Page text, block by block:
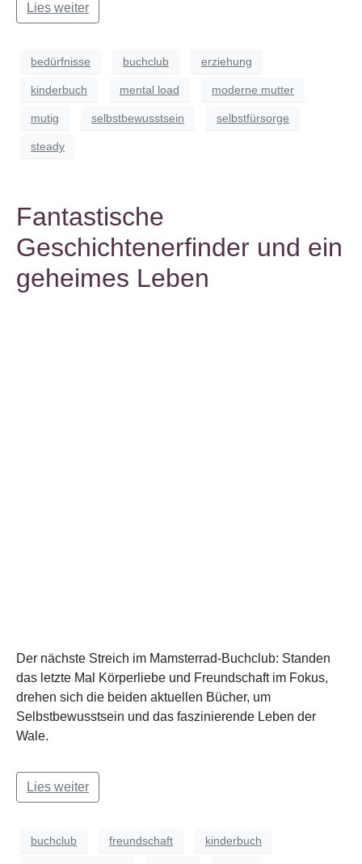
Lies weiter
bedürfnisse buchclub erziehung
kinderbuch mental load moderne mutter
mutig selbstbewusstsein selbstfürsorge
steady
Fantastische
Geschichtenerfinder und ein
geheimes Leben
Der nächste Streich im Mamsterrad-Buchclub: Standen
das letzte Mal Körperliebe und Freundschaft im Fokus,
drehen sich die beiden aktuellen Bücher, um
Selbstbewusstsein und das faszinierende Leben der
Wale.
Lies weiter
buchclub freundschaft kinderbuch